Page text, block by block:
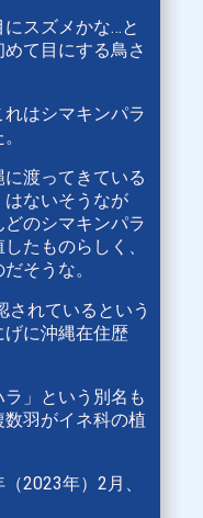
スズメかな…と
て目にする鳥さ
はシマキンパラ
渡ってきている
はないそうなが
のシマキンパラ
たものらしく、
そうな。
れているという
に沖縄在住歴
」という別名も
羽がイネ科の植
2023年）2月、